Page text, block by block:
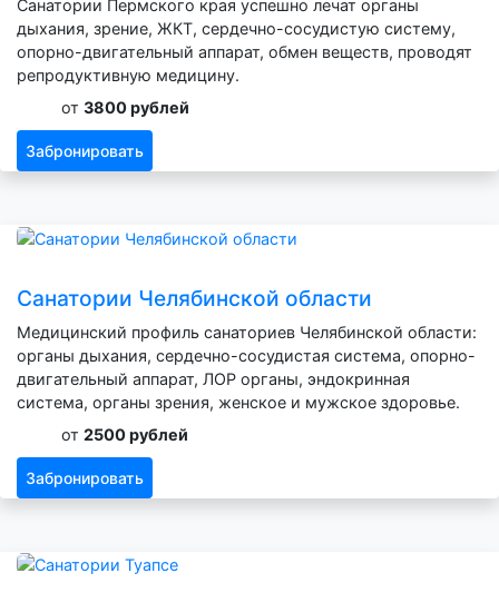
Санатории Пермского края успешно лечат органы
дыхания, зрение, ЖКТ, сердечно-сосудистую систему,
опорно-двигательный аппарат, обмен веществ, проводят
репродуктивную медицину.
от 3800 рублей
Забронировать
Санатории Челябинской области
Медицинский профиль санаториев Челябинской области:
органы дыхания, сердечно-сосудистая система, опорно-
двигательный аппарат, ЛОР органы, эндокринная
система, органы зрения, женское и мужское здоровье.
от 2500 рублей
Забронировать